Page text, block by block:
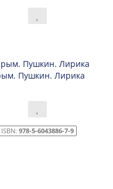
Пушкин. Лирика
ISBN:978-5-6043886-7-9